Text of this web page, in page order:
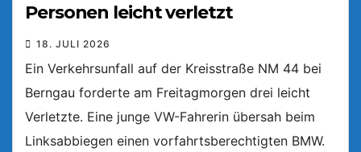
Personen leicht verletzt
18. JULI 2026
Ein Verkehrsunfall auf der Kreisstraße NM 44 bei
Berngau forderte am Freitagmorgen drei leicht
Verletzte. Eine junge VW-Fahrerin übersah beim
Linksabbiegen einen vorfahrtsberechtigten BMW.